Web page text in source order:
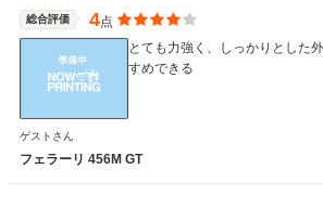
総合評価 4点
とても力強く、しっかりとした
すめできる
ゲストさん
フェラーリ 456M GT